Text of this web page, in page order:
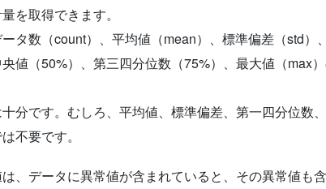
を取得できます。
タ数（count）、平均値（mean）、標準偏差（std）
値（50%）、第三四分位数（75%）、最大値（max
分です。むしろ、平均値、標準偏差、第一四分位数
不要です。
、データに異常値が含まれていると、その異常値も